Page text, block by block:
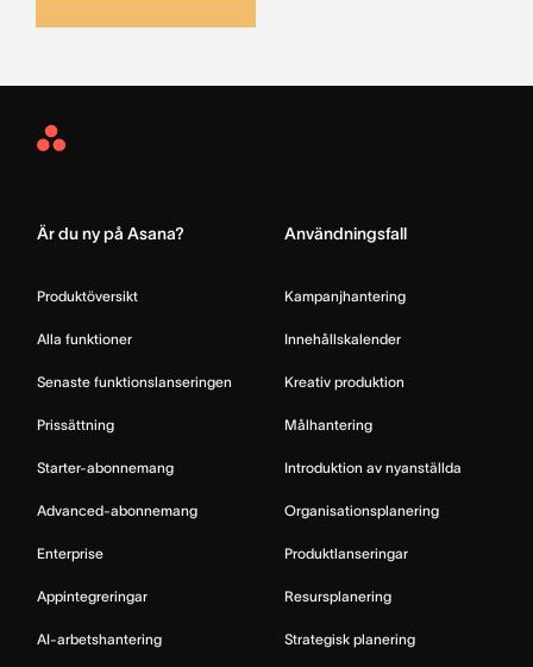
Asana
Är du ny på Asana?
Produktöversikt
Alla funktioner
Senaste funktionslanseringen
Prissättning
Starter-abonnemang
Advanced-abonnemang
Enterprise
Appintegreringar
AI-arbetshantering
Användningsfall
Kampanjhantering
Innehållskalender
Kreativ produktion
Målhantering
Introduktion av nyanställda
Organisationsplanering
Produktlanseringar
Resursplanering
Strategisk planering